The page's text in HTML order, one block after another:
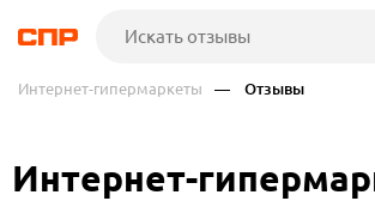
Интернет-гипермаркеты — Отзывы
Интернет-